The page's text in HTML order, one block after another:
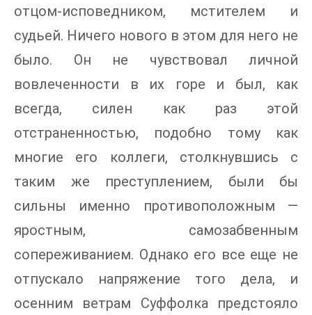
отцом-исповедником, мстителем и
судьей. Ничего нового в этом для него не
было. Он не чувствовал личной
вовлеченности в их горе и был, как
всегда, силен как раз этой
отстраненностью, подобно тому как
многие его коллеги, столкнувшись с
таким же преступлением, были бы
сильны именно противоположным —
яростным, самозабвенным
сопереживанием. Однако его все еще не
отпускало напряжение того дела, и
осенним ветрам Суффолка предстояло